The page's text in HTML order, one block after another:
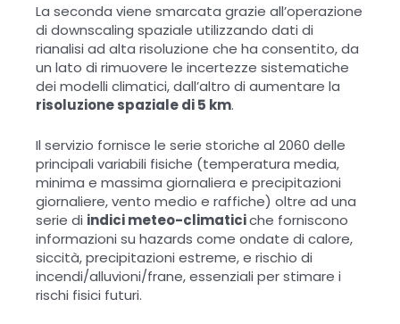
La seconda viene smarcata grazie all’operazione
di downscaling spaziale utilizzando dati di
rianalisi ad alta risoluzione che ha consentito, da
un lato di rimuovere le incertezze sistematiche
dei modelli climatici, dall’altro di aumentare la
risoluzione spaziale di 5 km.
Il servizio fornisce le serie storiche al 2060 delle
principali variabili fisiche (temperatura media,
minima e massima giornaliera e precipitazioni
giornaliere, vento medio e raffiche) oltre ad una
serie di indici meteo-climaticiche forniscono
informazioni su hazards come ondate di calore,
siccità, precipitazioni estreme, e rischio di
incendi/alluvioni/frane, essenziali per stimare i
rischi fisici futuri.